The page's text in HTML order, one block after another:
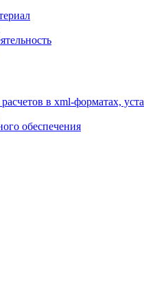
расчетов в xml-форматах,
обеспечения